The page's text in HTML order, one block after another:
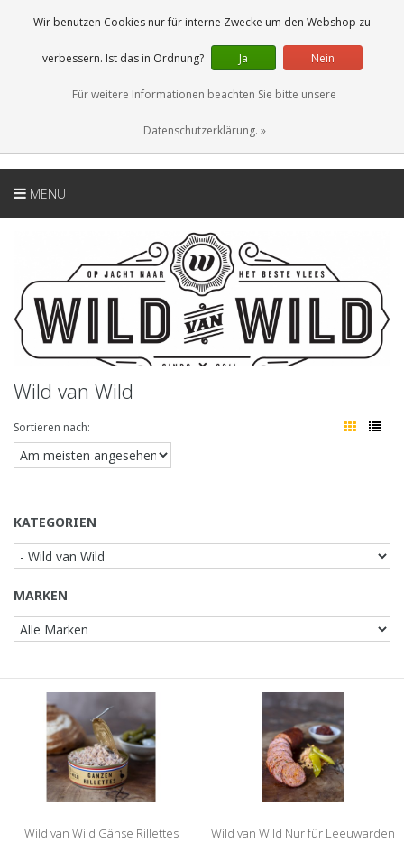
0 Artikel
DE
MENU
Wild van Wild
Sortieren nach:
KATEGORIEN
MARKEN
Wild van Wild Gänse Rillettes Wild van Wild Nur für Leeuwarden
Wir benutzen Cookies nur für interne Zwecke um den Webshop zu
verbessern. Ist das in Ordnung? Ja Nein
Für weitere Informationen beachten Sie bitte unsere
Datenschutzerklärung. »